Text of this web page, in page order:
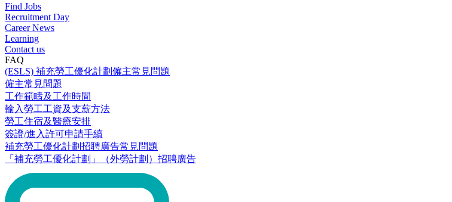
Find Jobs
Recruitment Day
Career News
Learning
Contact us
FAQ
(ESLS) 補充勞工優化計劃僱主常見問題
僱主常見問題
工作範疇及工作時間
輸入勞工工資及支薪方法
勞工住宿及醫療安排
簽證/進入許可申請手續
補充勞工優化計劃招聘廣告常見問題
「補充勞工優化計劃」（外勞計劃）招聘廣告